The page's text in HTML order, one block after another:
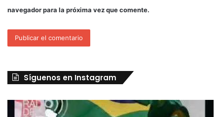
navegador para la próxima vez que comente.
Síguenos en Instagram